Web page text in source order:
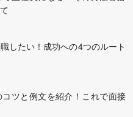
したい！成功への4つのルート
ツと例文を紹介！これで面接